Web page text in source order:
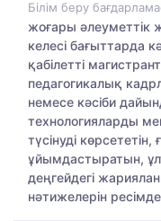
Білім беру
жоғары әлеуметтік
келесі бағыттарда
қабілетті
педагогикалық
немесе кәсіби
технологияларды
түсінуді
ұйымдастыратын,
деңгейдегі
нәтижелерін